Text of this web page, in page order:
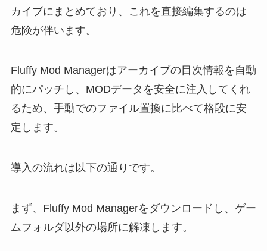
カイブにまとめており、これを直接編集するのは
危険が伴います。
Fluffy Mod Managerはアーカイブの目次情報を自動
的にパッチし、MODデータを安全に注入してくれ
るため、手動でのファイル置換に比べて格段に安
定します。
導入の流れは以下の通りです。
まず、Fluffy Mod Managerをダウンロードし、ゲー
ムフォルダ以外の場所に解凍します。